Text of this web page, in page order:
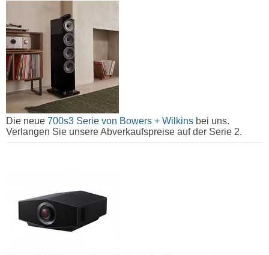
Die neue 700s3 Serie von Bowers + Wilkins bei uns.
Verlangen Sie unsere Abverkaufspreise auf der Serie 2.